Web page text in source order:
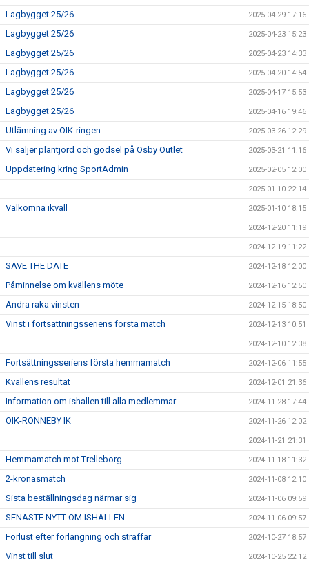
Lagbygget 25/26 2025-04-29 17:16
Lagbygget 25/26 2025-04-23 15:23
Lagbygget 25/26 2025-04-23 14:33
Lagbygget 25/26 2025-04-20 14:54
Lagbygget 25/26 2025-04-17 15:53
Lagbygget 25/26 2025-04-16 19:46
Utlämning av OIK-ringen 2025-03-26 12:29
Vi säljer plantjord och gödsel på Osby Outlet 2025-03-21 11:16
Uppdatering kring SportAdmin 2025-02-05 12:00
2025-01-10 22:14
Välkomna ikväll 2025-01-10 18:15
2024-12-20 11:19
2024-12-19 11:22
SAVE THE DATE 2024-12-18 12:00
Påminnelse om kvällens möte 2024-12-16 12:50
Andra raka vinsten 2024-12-15 18:50
Vinst i fortsättningsseriens första match 2024-12-13 10:51
2024-12-10 12:38
Fortsättningsseriens första hemmamatch 2024-12-06 11:55
Kvällens resultat 2024-12-01 21:36
Information om ishallen till alla medlemmar 2024-11-28 17:44
OIK-RONNEBY IK 2024-11-26 12:02
2024-11-21 21:31
Hemmamatch mot Trelleborg 2024-11-18 11:32
2-kronasmatch 2024-11-08 12:10
Sista beställningsdag närmar sig 2024-11-06 09:59
SENASTE NYTT OM ISHALLEN 2024-11-06 09:57
Förlust efter förlängning och straffar 2024-10-27 18:57
Vinst till slut 2024-10-25 22:12